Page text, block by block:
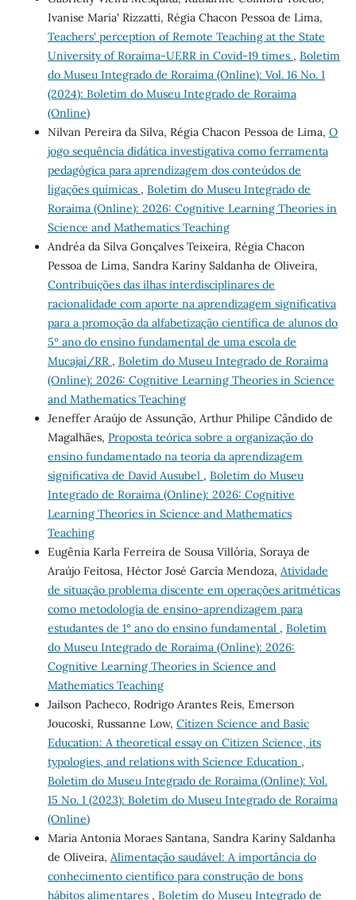
Ivanise Maria' Rizzatti, Régia Chacon Pessoa de Lima,
Teachers' perception of Remote Teaching at the State
University of Roraima-UERR in Covid-19 times , Boletim
do Museu Integrado de Roraima (Online): Vol. 16 No. 1
(2024): Boletim do Museu Integrado de Roraima
(Online)
Nilvan Pereira da Silva, Régia Chacon Pessoa de Lima, O
jogo sequência didática investigativa como ferramenta
pedagógica para aprendizagem dos conteúdos de
ligações químicas , Boletim do Museu Integrado de
Roraima (Online): 2026: Cognitive Learning Theories in
Science and Mathematics Teaching
Andréa da Silva Gonçalves Teixeira, Régia Chacon
Pessoa de Lima, Sandra Kariny Saldanha de Oliveira,
Contribuições das ilhas interdisciplinares de
racionalidade com aporte na aprendizagem significativa
para a promoção da alfabetização científica de alunos do
5º ano do ensino fundamental de uma escola de
Mucajaí/RR , Boletim do Museu Integrado de Roraima
(Online): 2026: Cognitive Learning Theories in Science
and Mathematics Teaching
Jeneffer Araújo de Assunção, Arthur Philipe Cândido de
Magalhães, Proposta teórica sobre a organização do
ensino fundamentado na teoria da aprendizagem
significativa de David Ausubel , Boletim do Museu
Integrado de Roraima (Online): 2026: Cognitive
Learning Theories in Science and Mathematics
Teaching
Eugênia Karla Ferreira de Sousa Villória, Soraya de
Araújo Feitosa, Héctor José García Mendoza, Atividade
de situação problema discente em operações aritméticas
como metodologia de ensino-aprendizagem para
estudantes de 1° ano do ensino fundamental , Boletim
do Museu Integrado de Roraima (Online): 2026:
Cognitive Learning Theories in Science and
Mathematics Teaching
Jailson Pacheco, Rodrigo Arantes Reis, Emerson
Joucoski, Russanne Low, Citizen Science and Basic
Education: A theoretical essay on Citizen Science, its
typologies, and relations with Science Education ,
Boletim do Museu Integrado de Roraima (Online): Vol.
15 No. 1 (2023): Boletim do Museu Integrado de Roraima
(Online)
Maria Antonia Moraes Santana, Sandra Kariny Saldanha
de Oliveira, Alimentação saudável: A importância do
conhecimento científico para construção de bons
hábitos alimentares , Boletim do Museu Integrado de